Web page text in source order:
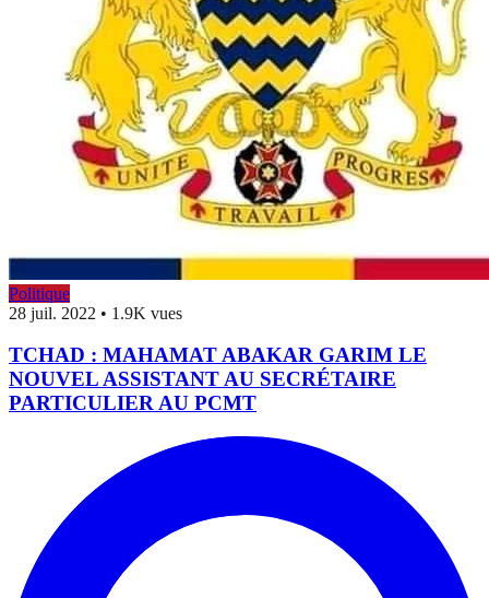
Politique
28 juil. 2022 • 1.9K vues
TCHAD : MAHAMAT ABAKAR GARIM LE
NOUVEL ASSISTANT AU SECRÉTAIRE
PARTICULIER AU PCMT